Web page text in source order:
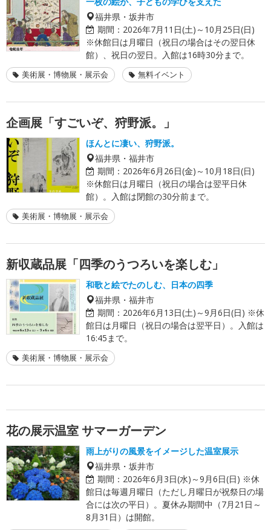
福井県・坂井市
期間： 2026年7月11日(土)～10月25日(日)
※休館日は月曜日（祝日の場合はその翌日休
館）、祝日の翌日。入館は16時30分まで。
美術展・博物展・展示会 無料イベント
企画展「すごいぞ、狩野派。」
ほんとに凄い、狩野派。
福井県・福井市
期間： 2026年6月26日(金)～10月18日(日)
※休館日は月曜日（祝日の場合は翌平日休
館）。入館は閉館の30分前まで。
美術展・博物展・展示会
新収蔵品展「四季のうつろいを楽しむ」
和歌と絵でたのしむ、日本の四季
福井県・福井市
期間： 2026年6月13日(土)～9月6日(日) ※休
館日は月曜日（祝日の場合は翌平日）。入館は
16:45まで。
美術展・博物展・展示会
花の展示温室 サマーガーデン
雨上がりの風景をイメージした温室展示
福井県・坂井市
期間： 2026年6月3日(水)～9月6日(日) ※休
館日は毎週月曜日（ただし月曜日が祝祭日の場
合には次の平日）。夏休み期間中（7月21日～
8月31日）は開館。